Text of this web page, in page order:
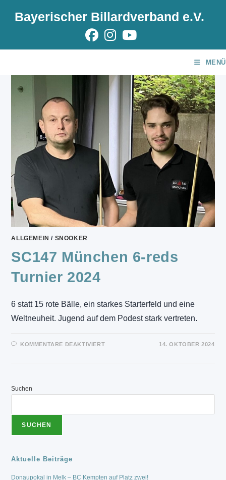
Bayerischer Billardverband e.V.
MENÜ
ALLGEMEIN / SNOOKER
SC147 München 6-reds
Turnier 2024
6 statt 15 rote Bälle, ein starkes Starterfeld und eine
Weltneuheit. Jugend auf dem Podest stark vertreten.
KOMMENTARE DEAKTIVIERTFÜR
14. OKTOBER 2024
Suchen
SUCHEN
Aktuelle Beiträge
Donaupokal in Melk – BC Kempten auf Platz zwei!